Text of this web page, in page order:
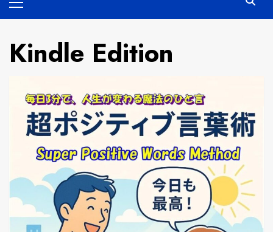
Menu
Kindle Edition